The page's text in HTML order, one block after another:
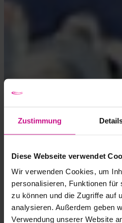
Zustimmung
Diese Webseite verwendet
Wir verwenden Cookies, um
personalisieren, Funktionen für
zu können und die Zugriffe auf
analysieren. Außerdem geben
Verwendung unserer Website